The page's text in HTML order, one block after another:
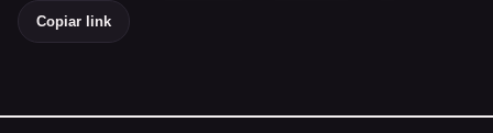
Copiar link